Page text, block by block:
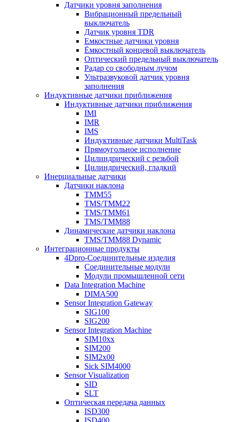
Датчики уровня заполнения
Вибрационный предельный
выключатель
Датчик уровня TDR
Емкостные датчики уровня
Ёмкостный концевой выключатель
Оптический предельный выключатель
Радар со свободным лучом
Ультразвуковой датчик уровня
заполнения
Индуктивные датчики приближения
Индуктивные датчики приближения
IMI
IMR
IMS
Индуктивные датчики MultiTask
Прямоугольное исполнение
Цилиндрический с резьбой
Цилиндрический, гладкий
Инерциальные датчики
Датчики наклона
TMM55
TMS/TMM22
TMS/TMM61
TMS/TMM88
Динамические датчики наклона
TMS/TMM88 Dynamic
Интеграционные продукты
4Dpro-Соединительные изделия
Соединительные модули
Модули промышленной сети
Data Integration Machine
DIMA500
Sensor Integration Gateway
SIG100
SIG200
Sensor Integration Machine
SIM10xx
SIM200
SIM2x00
Sick SIM4000
Sensor Visualization
SID
SLT
Оптическая передача данных
ISD300
ISD400